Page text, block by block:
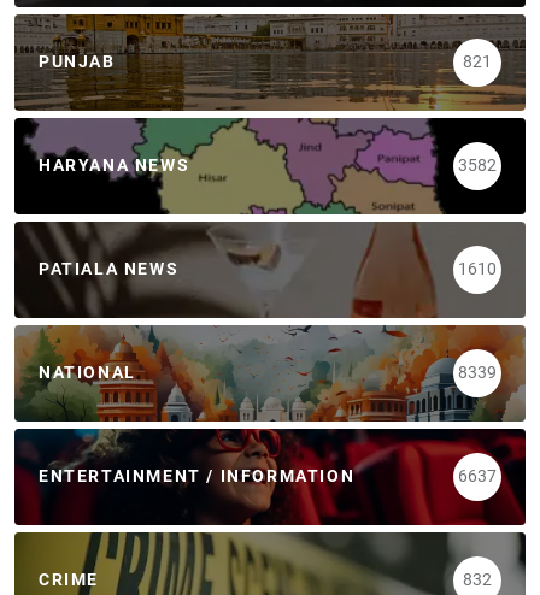
PUNJAB 821
HARYANA NEWS 3582
PATIALA NEWS 1610
NATIONAL 8339
ENTERTAINMENT / INFORMATION 6637
CRIME 832